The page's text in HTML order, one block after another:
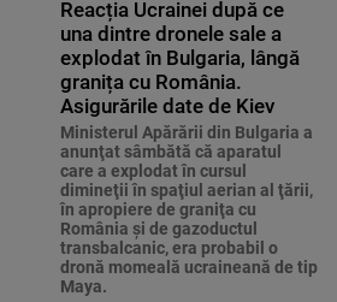
Reacția Ucrainei după ce
una dintre dronele sale a
explodat în Bulgaria, lângă
granița cu România.
Asigurările date de Kiev
Ministerul Apărării din Bulgaria a
anunţat sâmbătă că aparatul
care a explodat în cursul
dimineţii în spaţiul aerian al ţării,
în apropiere de graniţa cu
România şi de gazoductul
transbalcanic, era probabil o
dronă momeală ucraineană de tip
Maya.